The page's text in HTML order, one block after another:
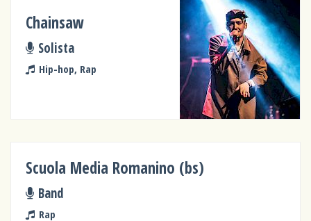
Chainsaw
Solista
Hip-hop, Rap
Scuola Media Romanino (bs)
Band
Rap